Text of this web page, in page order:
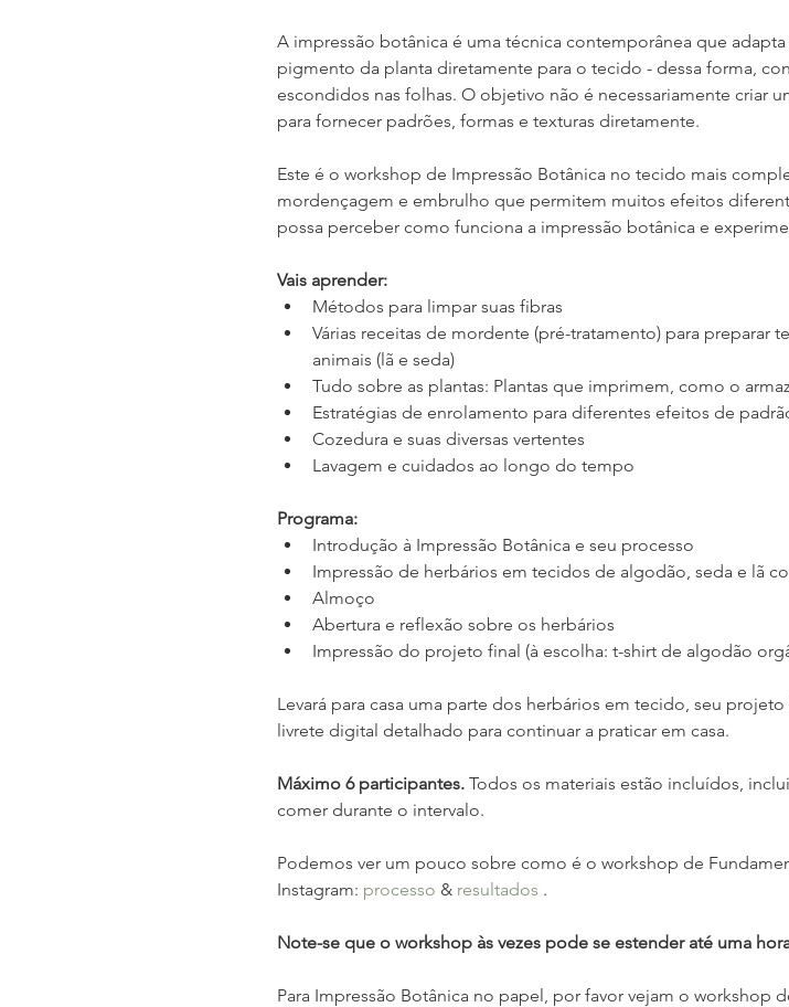
A impressão botânica é uma técnica contemporânea que
pigmento da planta diretamente para o tecido - dessa forma,
escondidos nas folhas. O objetivo não é necessariamente criar
para fornecer padrões, formas e texturas diretamente.
Este é o workshop de Impressão Botânica no tecido mais
mordençagem e embrulho que permitem muitos efeitos
possa perceber como funciona a impressão botânica e
Vais aprender:
Métodos para limpar suas fibras
Várias receitas de mordente (pré-tratamento) para preparar
animais (lã e seda)
Tudo sobre as plantas: Plantas que imprimem, como o
Estratégias de enrolamento para diferentes efeitos de
Cozedura e suas diversas vertentes
Lavagem e cuidados ao longo do tempo
Programa:
Introdução à Impressão Botânica e seu processo
Impressão de herbários em tecidos de algodão, seda e lã
Almoço
Abertura e reflexão sobre os herbários
Impressão do projeto final (à escolha: t-shirt de algodão
Levará para casa uma parte dos herbários em tecido, seu
livrete digital detalhado para continuar a praticar em casa.
Máximo 6 participantes. Todos os materiais estão incluídos,
comer durante o intervalo.
Podemos ver um pouco sobre como é o workshop de
Instagram: processo & resultados .
Note-se que o workshop às vezes pode se estender até uma
Para Impressão Botânica no papel, por favor vejam o workshop